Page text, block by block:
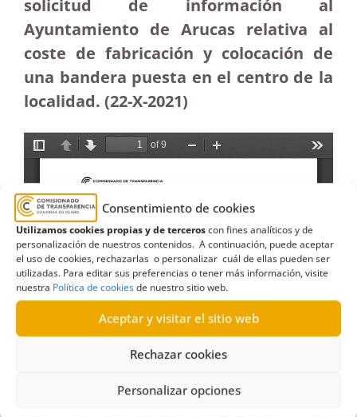
Consentimiento de cookies
Utilizamos cookies propias y de terceroscon fines analíticos y de
personalización de nuestros contenidos. A continuación, puede aceptar
el uso de cookies, rechazarlas o personalizar cuál de ellas pueden ser
utilizadas. Para editar sus preferencias o tener más información, visite
nuestra Política de cookiesde nuestro sitio web.
Aceptar y visitar el sitio web
Rechazar cookies
Personalizar opciones
solicitud de información al
Ayuntamiento de Arucas relativa al
coste de fabricación y colocación de
una bandera puesta en el centro de la
localidad. (22-X-2021)